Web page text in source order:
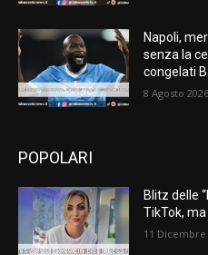
Napoli,
senza la
congelati
8 Agosto 2026
POPOLARI
Blitz delle
TikTok,
11 Dicembre